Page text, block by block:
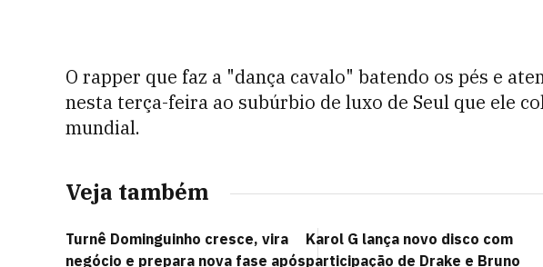
O rapper que faz a "dança cavalo" batendo os pés e
nesta terça-feira ao subúrbio de luxo de Seul que ele
mundial.
Veja também
Turnê Dominguinho cresce, vira
negócio e prepara nova fase após
Karol G lança novo disco com
participação de Drake e Bruno